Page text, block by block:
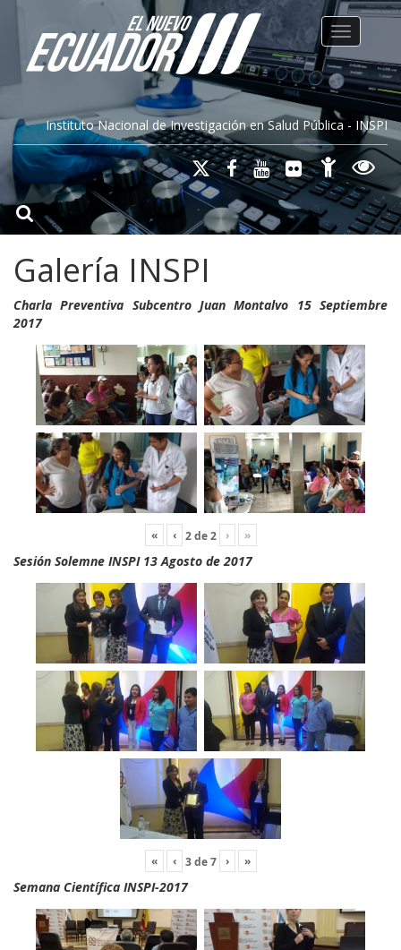
Instituto Nacional de Investigación en Salud Pública - INSPI
Toggle
Galería INSPI
Charla Preventiva Subcentro Juan Montalvo 15 Septiembre
2017
« ‹ 2de2 › »
Sesión Solemne INSPI 13 Agosto de 2017
« ‹ 3de7 › »
Semana Científica INSPI-2017